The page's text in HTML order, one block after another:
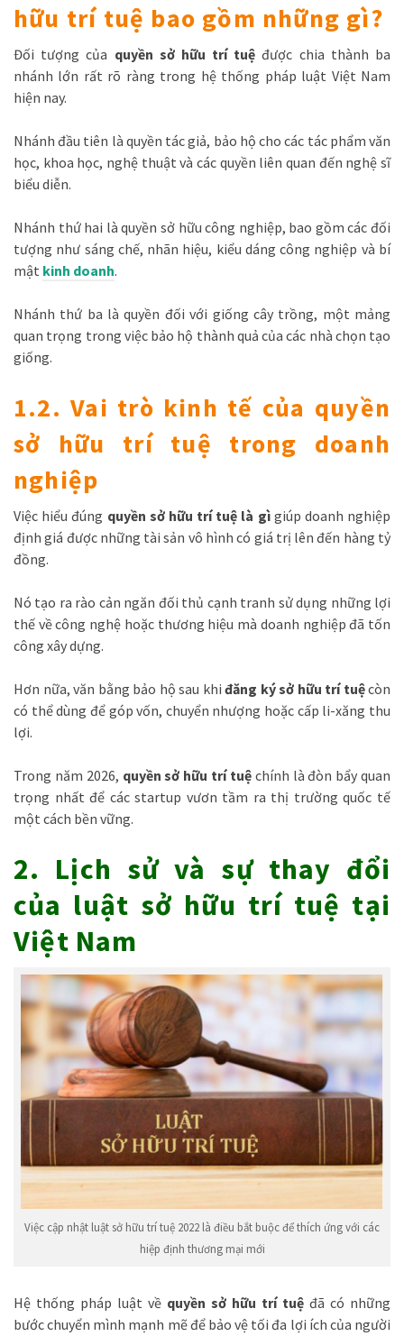
hữu trí tuệ bao gồm những gì?
Đối tượng của quyền sở hữu trí tuệ được chia thành ba
nhánh lớn rất rõ ràng trong hệ thống pháp luật Việt Nam
hiện nay.
Nhánh đầu tiên là quyền tác giả, bảo hộ cho các tác phẩm văn
học, khoa học, nghệ thuật và các quyền liên quan đến nghệ sĩ
biểu diễn.
Nhánh thứ hai là quyền sở hữu công nghiệp, bao gồm các đối
tượng như sáng chế, nhãn hiệu, kiểu dáng công nghiệp và bí
mật kinh doanh.
Nhánh thứ ba là quyền đối với giống cây trồng, một mảng
quan trọng trong việc bảo hộ thành quả của các nhà chọn tạo
giống.
1.2. Vai trò kinh tế của quyền
sở hữu trí tuệ trong doanh
nghiệp
Việc hiểu đúng quyền sở hữu trí tuệ là gìgiúp doanh nghiệp
định giá được những tài sản vô hình có giá trị lên đến hàng tỷ
đồng.
Nó tạo ra rào cản ngăn đối thủ cạnh tranh sử dụng những lợi
thế về công nghệ hoặc thương hiệu mà doanh nghiệp đã tốn
công xây dựng.
Hơn nữa, văn bằng bảo hộ sau khi đăng ký sở hữu trí tuệcòn
có thể dùng để góp vốn, chuyển nhượng hoặc cấp li-xăng thu
lợi.
Trong năm 2026, quyền sở hữu trí tuệchính là đòn bẩy quan
trọng nhất để các startup vươn tầm ra thị trường quốc tế
một cách bền vững.
2. Lịch sử và sự thay đổi
của luật sở hữu trí tuệ tại
Việt Nam
Việc cập nhật luật sở hữu trí tuệ 2022 là điều bắt buộc để thích ứng với các
hiệp định thương mại mới
Hệ thống pháp luật về quyền sở hữu trí tuệ đã có những
bước chuyển mình mạnh mẽ để bảo vệ tối đa lợi ích của người